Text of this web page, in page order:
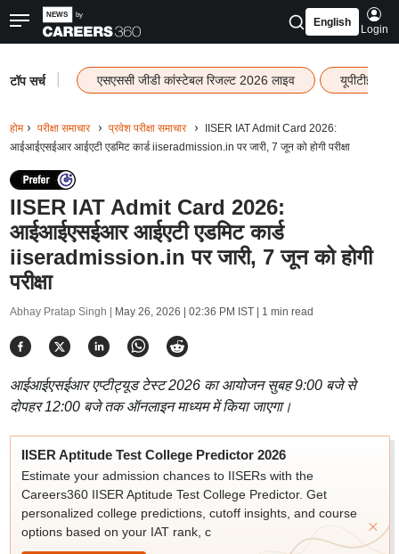
English
Login
टॉप सर्च एसएससी जीडी कांस्टेबल रिजल्ट 2026 लाइव यूपीटीईटी
होम परीक्षा समाचार प्रवेश परीक्षा समाचार
IISER IAT Admit Card 2026:
आईआईएसईआर आईएटी एडमिट कार्ड iiseradmission.in पर जारी, 7 जून को होगी परीक्षा
IISER IAT Admit Card 2026:
आईआईएसईआर आईएटी एडमिट कार्ड
iiseradmission.in पर जारी, 7 जून को होगी
परीक्षा
Abhay Pratap Singh | May 26, 2026 | 02:36 PM IST| 1 min read
आईआईएसईआर एप्टीट्यूड टेस्ट 2026 का आयोजन सुबह 9:00 बजे से
दोपहर 12:00 बजे तक ऑनलाइन माध्यम में किया जाएगा।
IISER Aptitude Test College Predictor 2026
Estimate your admission chances to IISERs with the
Careers360 IISER Aptitude Test College Predictor. Get
personalized college predictions, cutoff insights, and course
options based on your IAT rank, c